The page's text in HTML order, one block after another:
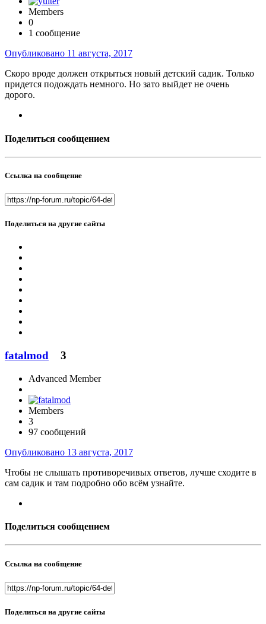
Members
0
1 сообщение
Опубликовано 11 августа, 2017
Скоро вроде должен открыться новый детский садик. Только
придется подождать немного. Но зато выйдет не очень
дорого.
Поделиться сообщением
Ссылка на сообщение
Поделиться на другие сайты
fatalmod 3
Advanced Member
Members
3
97 сообщений
Опубликовано 13 августа, 2017
Чтобы не слышать противоречивых ответов, лучше сходите в
сам садик и там подробно обо всём узнайте.
Поделиться сообщением
Ссылка на сообщение
Поделиться на другие сайты